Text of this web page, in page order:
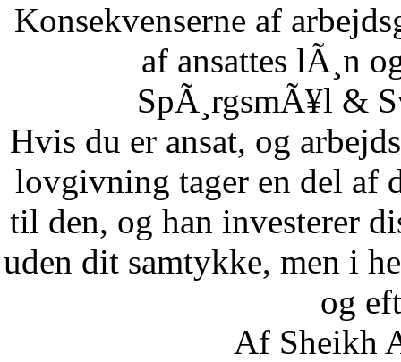
Konsekvenserne af
af ansattes lÃ¸n
SpÃ¸rgsmÃ¥l &
Hvis du er ansat, og
lovgivning tager en del af
til den, og han investerer
uden dit samtykke, men i
og
Af Sheikh